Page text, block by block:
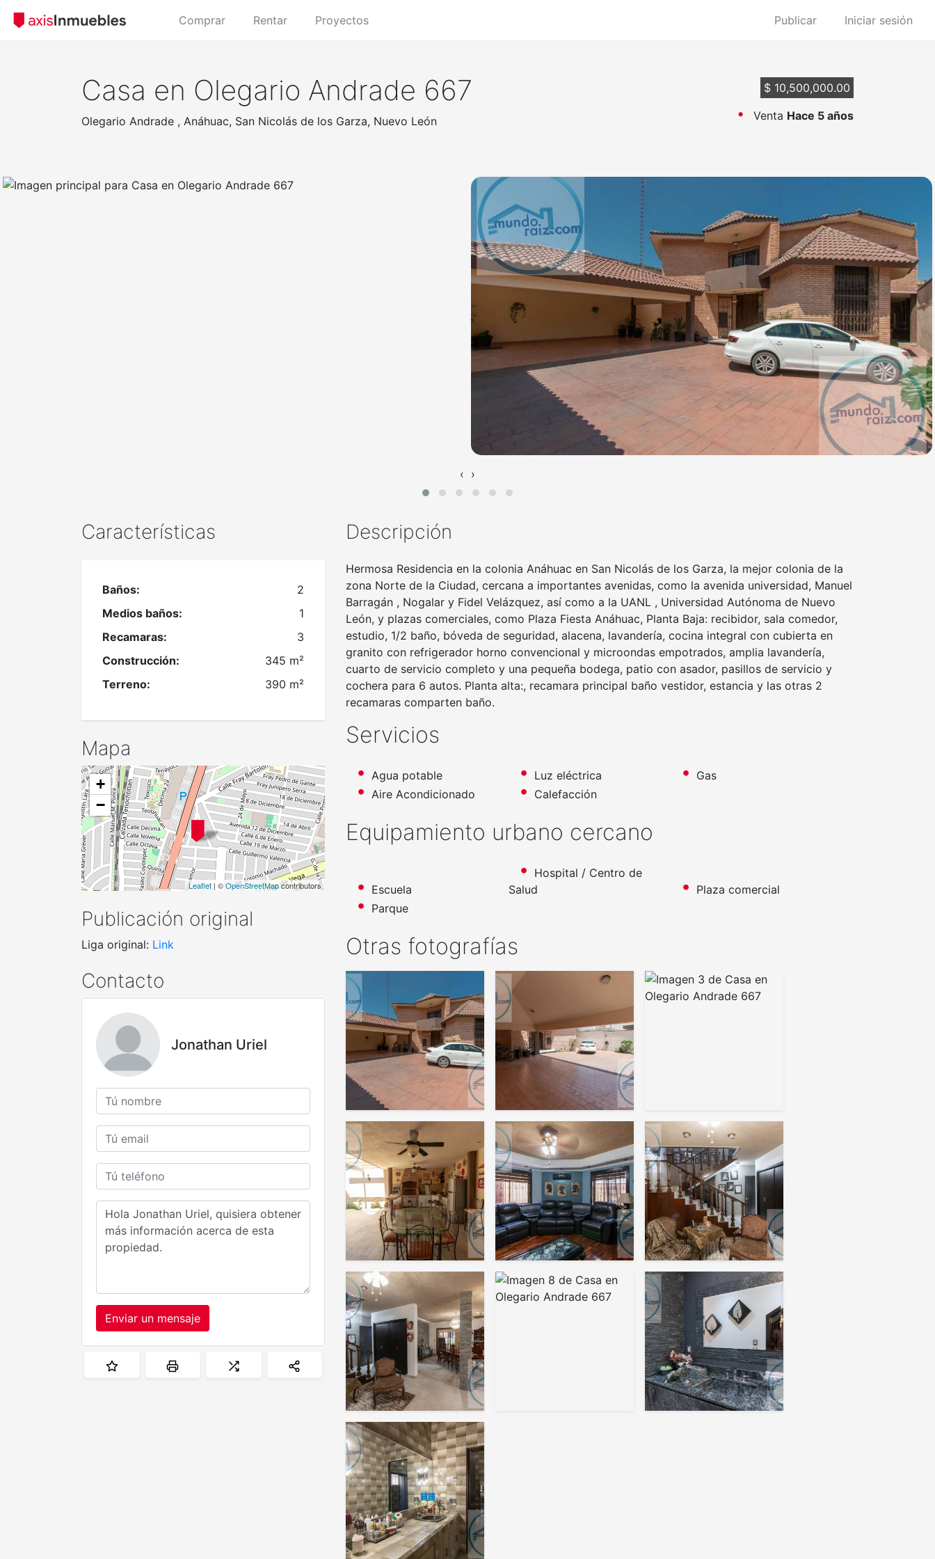
Comprar Rentar Proyectos Publicar Iniciar sesión
Casa en Olegario Andrade 667
Olegario Andrade , Anáhuac, San Nicolás de los Garza, Nuevo León
$ 10,500,000.00
Venta Hace 5 años
‹ ›
Características
Baños:
2
Medios baños:
1
Recamaras:
3
Construcción:
345 m²
Terreno:
390 m²
Mapa
+
−
Leaflet | ©OpenStreetMapcontributors
Publicación original
Liga original: Link
Contacto
Jonathan Uriel
Enviar un mensaje
Descripción
Hermosa Residencia en la colonia Anáhuac en San Nicolás de los Garza, la mejor colonia de la
zona Norte de la Ciudad, cercana a importantes avenidas, como la avenida universidad, Manuel
Barragán , Nogalar y Fidel Velázquez, así como a la UANL , Universidad Autónoma de Nuevo
León, y plazas comerciales, como Plaza Fiesta Anáhuac, Planta Baja: recibidor, sala comedor,
estudio, 1/2 baño, bóveda de seguridad, alacena, lavandería, cocina integral con cubierta en
granito con refrigerador horno convencional y microondas empotrados, amplia lavandería,
cuarto de servicio completo y una pequeña bodega, patio con asador, pasillos de servicio y
cochera para 6 autos. Planta alta:, recamara principal baño vestidor, estancia y las otras 2
recamaras comparten baño.
Servicios
Agua potable Luz eléctrica
Gas
Aire Acondicionado
Calefacción
Equipamiento urbano cercano
Escuela
Hospital / Centro de
Salud
Plaza comercial
Parque
Otras fotografías